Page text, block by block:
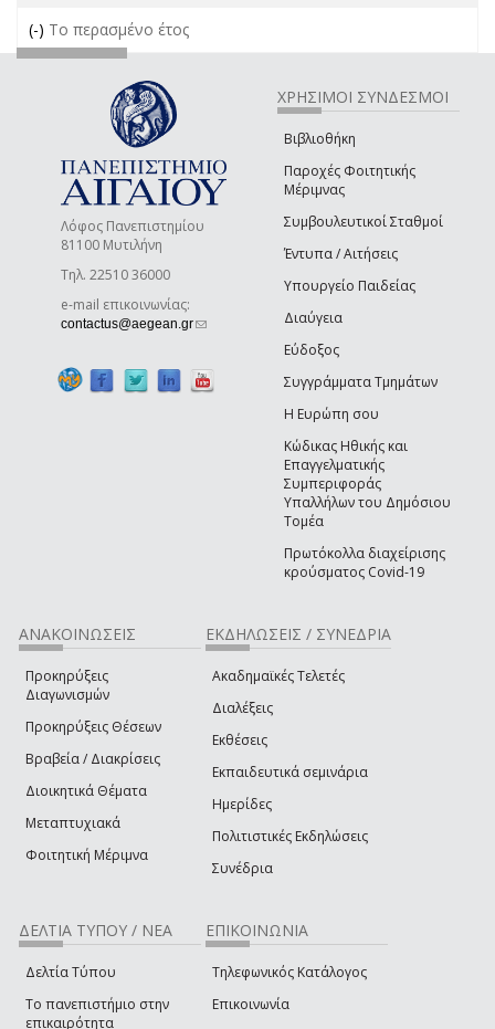
(-) Remove Το περασμένο έτος filter
Το περασμένο έτος
Λόφος Πανεπιστημίου
81100 Μυτιλήνη
Τηλ. 22510 36000
e-mail επικοινωνίας:
contactus@aegean.gr(link sends e-mail)
ΧΡΗΣΙΜΟΙ ΣΥΝΔΕΣΜΟΙ
Βιβλιοθήκη
Παροχές Φοιτητικής
Μέριμνας
Συμβουλευτικοί Σταθμοί
Έντυπα / Αιτήσεις
Υπουργείο Παιδείας
Διαύγεια
Εύδοξος
Συγγράμματα Τμημάτων
Η Ευρώπη σου
Κώδικας Ηθικής και
Επαγγελματικής
Συμπεριφοράς
Υπαλλήλων του Δημόσιου
Τομέα
Πρωτόκολλα διαχείρισης
κρούσματος Covid-19
ΑΝΑΚΟΙΝΩΣΕΙΣ
Προκηρύξεις
Διαγωνισμών
Προκηρύξεις Θέσεων
Βραβεία / Διακρίσεις
Διοικητικά Θέματα
Μεταπτυχιακά
Φοιτητική Μέριμνα
ΕΚΔΗΛΩΣΕΙΣ / ΣΥΝΕΔΡΙΑ
Ακαδημαϊκές Τελετές
Διαλέξεις
Εκθέσεις
Εκπαιδευτικά σεμινάρια
Ημερίδες
Πολιτιστικές Εκδηλώσεις
Συνέδρια
ΔΕΛΤΙΑ ΤΥΠΟΥ / ΝΕΑ
Δελτία Τύπου
Το πανεπιστήμιο στην
επικαιρότητα
ΕΠΙΚΟΙΝΩΝΙΑ
Τηλεφωνικός Κατάλογος
Επικοινωνία